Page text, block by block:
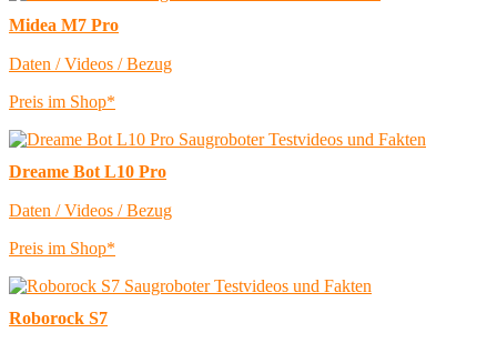
Midea M7 Pro
Daten / Videos / Bezug
Preis im Shop*
Dreame Bot L10 Pro
Daten / Videos / Bezug
Preis im Shop*
Roborock S7